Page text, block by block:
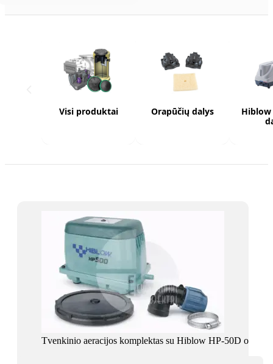
Visi produktai Orapūčių dalys
Tvenkinio aeracijos komplektas su Hiblow HP-50D orapūte